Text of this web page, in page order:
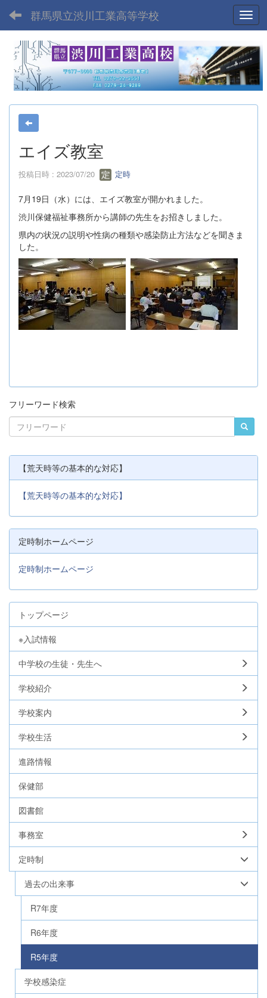
群馬県立渋川工業高等学校
エイズ教室
投稿日時 : 2023/07/20 定時
7月19日（水）には、エイズ教室が開かれました。
渋川保健福祉事務所から講師の先生をお招きしました。
県内の状況の説明や性病の種類や感染防止方法などを聞きま
した。
フリーワード検索
【荒天時等の基本的な対応】
【荒天時等の基本的な対応】
定時制ホームページ
定時制ホームページ
トップページ
※入試情報
中学校の生徒・先生へ
学校紹介
学校案内
学校生活
進路情報
保健部
図書館
事務室
定時制
過去の出来事
R7年度
R6年度
R5年度
学校感染症